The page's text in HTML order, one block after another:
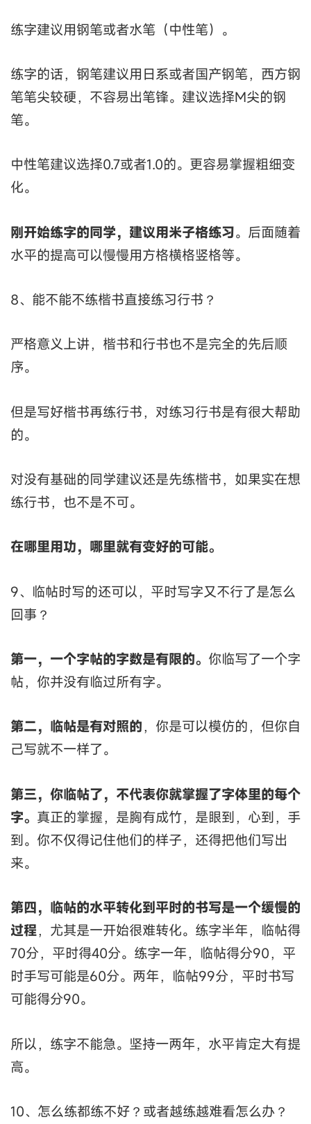
练字建议用钢笔或者水笔（中性笔）。
练字的话，钢笔建议用日系或者国产钢笔，西方钢
笔笔尖较硬，不容易出笔锋。建议选择M尖的钢
笔。
中性笔建议选择0.7或者1.0的。更容易掌握粗细变
化。
刚开始练字的同学，建议用米子格练习。后面随着
水平的提高可以慢慢用方格横格竖格等。
8、能不能不练楷书直接练习行书？
严格意义上讲，楷书和行书也不是完全的先后顺
序。
但是写好楷书再练行书，对练习行书是有很大帮助
的。
对没有基础的同学建议还是先练楷书，如果实在想
练行书，也不是不可。
在哪里用功，哪里就有变好的可能。
9、临帖时写的还可以，平时写字又不行了是怎么
回事？
第一，一个字帖的字数是有限的。 你临写了一个字
帖，你并没有临过所有字。
第二，临帖是有对照的，你是可以模仿的，但你自
己写就不一样了。
第三，你临帖了，不代表你就掌握了字体里的每个
字。 真正的掌握，是胸有成竹，是眼到，心到，手
到。你不仅得记住他们的样子，还得把他们写出
来。
第四，临帖的水平转化到平时的书写是一个缓慢的
过程，尤其是一开始很难转化。练字半年，临帖得
70分，平时得40分。练字一年，临帖得分90，平
时手写可能是60分。两年，临帖99分，平时书写
可能得分90。
所以，练字不能急。坚持一两年，水平肯定大有提
高。
10、怎么练都练不好？或者越练越难看怎么办？